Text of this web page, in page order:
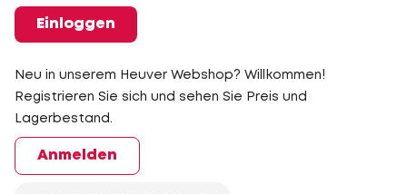
Einloggen
Neu in unserem Heuver Webshop? Willkommen!
Registrieren Sie sich und sehen Sie Preis und
Lagerbestand.
Anmelden